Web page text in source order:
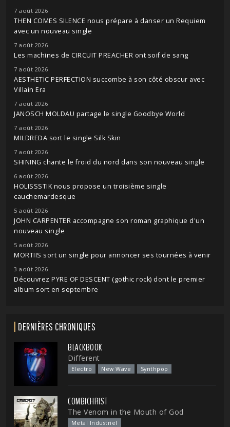
7 août 2026
THEN COMES SILENCE nous prépare à danser un Requiem
avec un nouveau single
7 août 2026
Les machines de CIRCUIT PREACHER ont soif de sang
7 août 2026
AESTHETIC PERFECTION succombe à son côté obscur avec
Villain Era
7 août 2026
JANOSCH MOLDAU partage le single Goodbye World
7 août 2026
MILDREDA sort le single Silk Skin
7 août 2026
SHINING chante le froid du nord dans son nouveau single
6 août 2026
HOLISSSTIK nous propose un troisième single
cauchemardesque
5 août 2026
JOHN CARPENTER accompagne son roman graphique d'un
nouveau single
5 août 2026
MORTIIS sort un single pour annoncer ses tournées à venir
3 août 2026
Découvrez PYRE OF DESCENT (gothic rock) dont le premier
album sort en septembre
DERNIÈRES CHRONIQUES
BLACKBOOK
Different
Electro New Wave Synthpop
COMBICHRIST
The Venom in the Mouth of God
Metal Industriel